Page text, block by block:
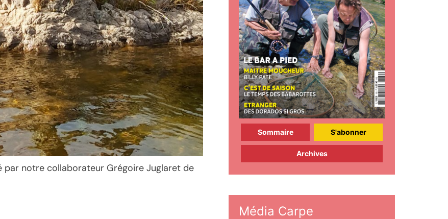
par notre collaborateur Grégoire Juglaret de
Sommaire S'abonner
Archives
Média Carpe